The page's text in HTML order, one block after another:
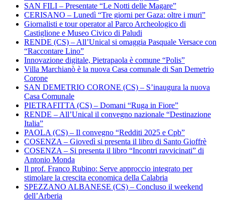
SAN FILI – Presentate “Le Notti delle Magare”
CERISANO – Lunedì “Tre giorni per Gaza: oltre i muri”
Giornalisti e tour operator al Parco Archeologico di
Castiglione e Museo Civico di Paludi
RENDE (CS) – All’Unical si omaggia Pasquale Versace con
“Raccontare Lino”
Innovazione digitale, Pietrapaola è comune “Polis”
Villa Marchianò è la nuova Casa comunale di San Demetrio
Corone
SAN DEMETRIO CORONE (CS) – S’inaugura la nuova
Casa Comunale
PIETRAFITTA (CS) – Domani “Ruga in Fiore”
RENDE – All’Unical il convegno nazionale “Destinazione
Italia”
PAOLA (CS) – Il convegno “Redditi 2025 e Cpb”
COSENZA – Giovedì si presenta il libro di Santo Gioffrè
COSENZA – Si presenta il libro “Incontri ravvicinati” di
Antonio Monda
Il prof. Franco Rubino: Serve approccio integrato per
stimolare la crescita economica della Calabria
SPEZZANO ALBANESE (CS) – Concluso il weekend
dell’Arberia